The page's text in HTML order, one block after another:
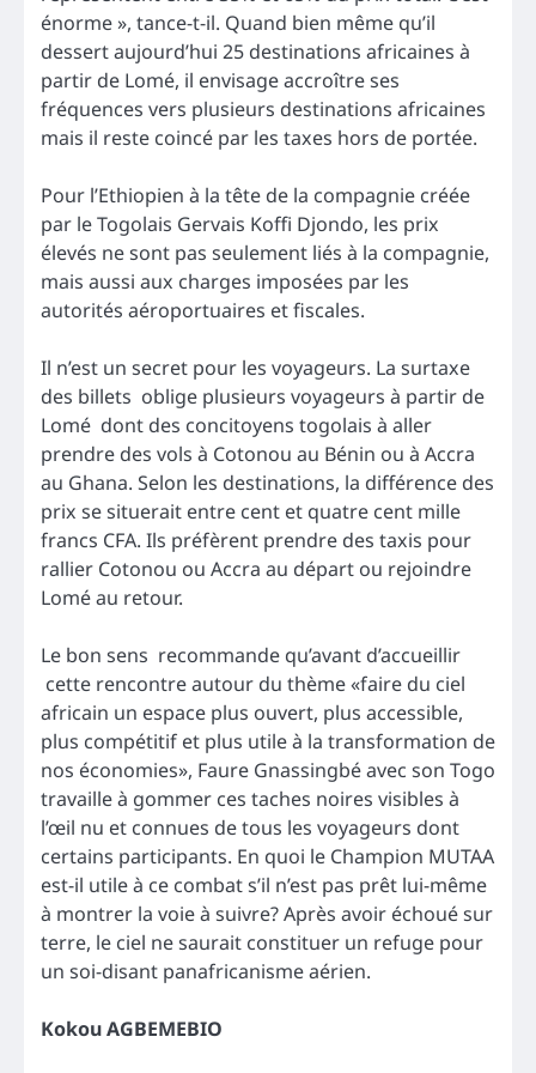
énorme », tance-t-il. Quand bien même qu’il
dessert aujourd’hui 25 destinations africaines à
partir de Lomé, il envisage accroître ses
fréquences vers plusieurs destinations africaines
mais il reste coincé par les taxes hors de portée.
Pour l’Ethiopien à la tête de la compagnie créée
par le Togolais Gervais Koffi Djondo, les prix
élevés ne sont pas seulement liés à la compagnie,
mais aussi aux charges imposées par les
autorités aéroportuaires et fiscales.
Il n’est un secret pour les voyageurs. La surtaxe
des billets oblige plusieurs voyageurs à partir de
Lomé dont des concitoyens togolais à aller
prendre des vols à Cotonou au Bénin ou à Accra
au Ghana. Selon les destinations, la différence des
prix se situerait entre cent et quatre cent mille
francs CFA. Ils préfèrent prendre des taxis pour
rallier Cotonou ou Accra au départ ou rejoindre
Lomé au retour.
Le bon sens recommande qu’avant d’accueillir
cette rencontre autour du thème «faire du ciel
africain un espace plus ouvert, plus accessible,
plus compétitif et plus utile à la transformation de
nos économies», Faure Gnassingbé avec son Togo
travaille à gommer ces taches noires visibles à
l’œil nu et connues de tous les voyageurs dont
certains participants. En quoi le Champion MUTAA
est-il utile à ce combat s’il n’est pas prêt lui-même
à montrer la voie à suivre? Après avoir échoué sur
terre, le ciel ne saurait constituer un refuge pour
un soi-disant panafricanisme aérien.
Kokou AGBEMEBIO